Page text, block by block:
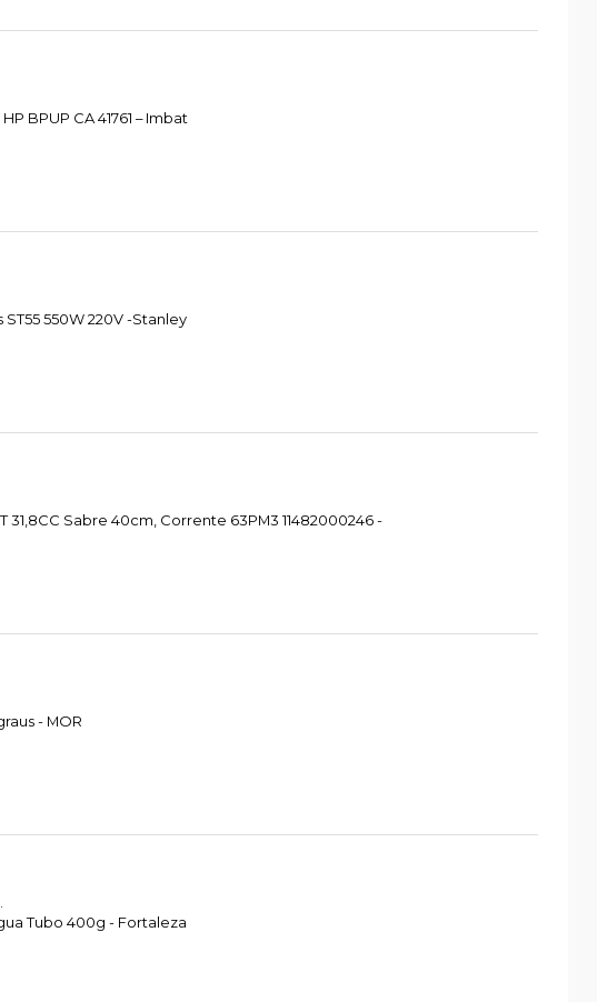
BPUP CA 41761 – Imbat
550W 220V -Stanley
31,8CC Sabre 40cm, Corrente 63PM3 11482000246 -
- MOR
Tubo 400g - Fortaleza